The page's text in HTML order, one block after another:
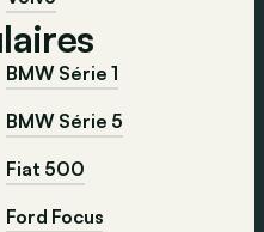
BMW Série 1
BMW Série 5
Fiat 500
Ford Focus